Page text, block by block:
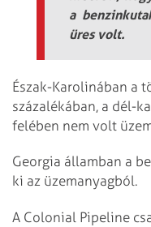
a
üres volt.
Észak-Karolinában a
százalékában, a dél-
felében nem volt
Georgia államban a
ki az üzemanyagból.
A Colonial Pipeline